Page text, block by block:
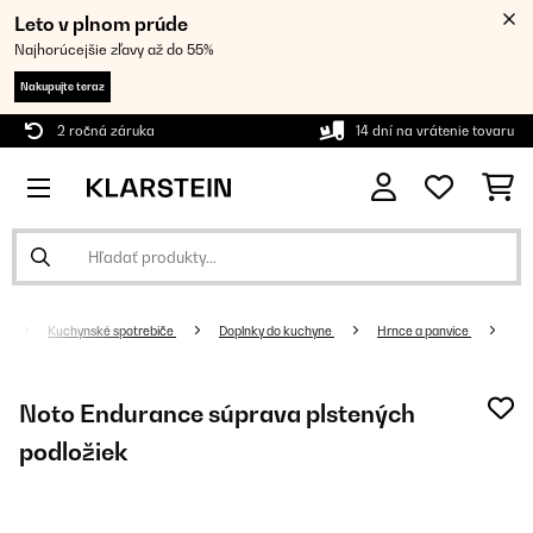
Leto v plnom prúde
Najhorúcejšie zľavy až do 55%
Nakupujte teraz
2 ročná záruka 14 dní na vrátenie tovaru
Kuchynské spotrebiče Doplnky do kuchyne Hrnce a panvice
Noto Endurance súprava plstených
podložiek